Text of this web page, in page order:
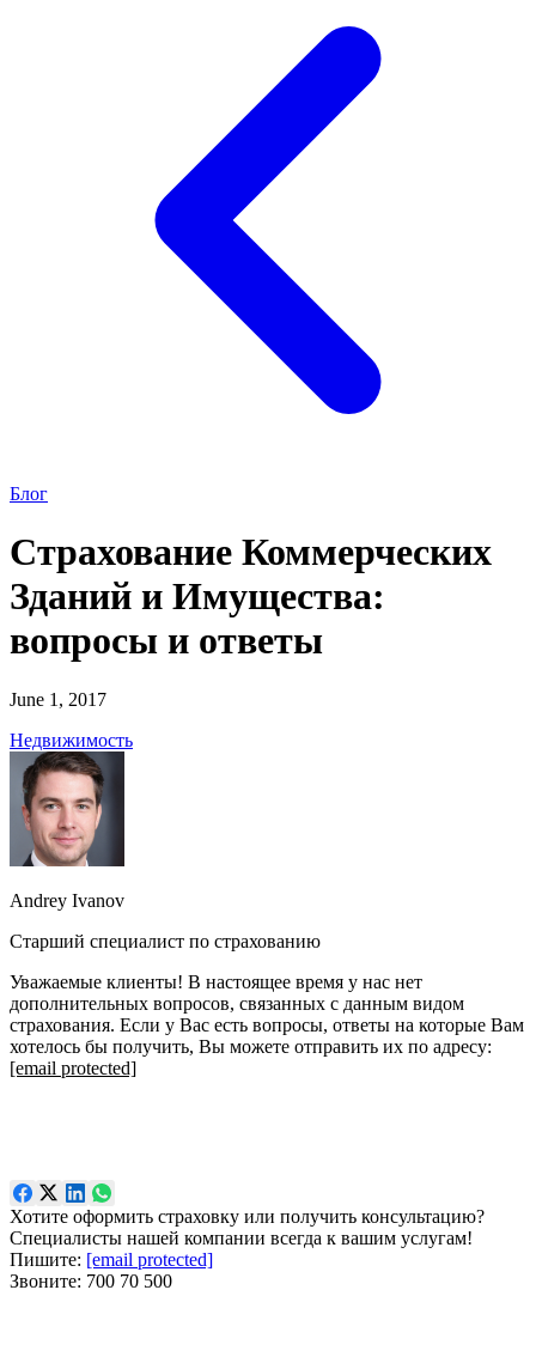
Блог
Страхование Коммерческих
Зданий и Имущества:
вопросы и ответы
June 1, 2017
Недвижимость
Andrey Ivanov
Старший специалист по страхованию
Уважаемые клиенты! В настоящее время у нас нет
дополнительных вопросов, связанных с данным видом
страхования. Если у Вас есть вопросы, ответы на которые Вам
хотелось бы получить, Вы можете отправить их по адресу:
[email protected]
Хотите оформить страховку или получить консультацию?
Специалисты нашей компании всегда к вашим услугам!
Пишите: [email protected]
Звоните: 700 70 500